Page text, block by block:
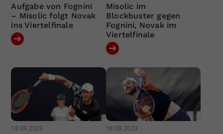
Aufgabe von Fognini
– Misolic folgt Novak
ins Viertelfinale
Misolic im
Blockbuster gegen
Fognini, Novak im
Viertelfinale
19.09.2023 18.09.2023